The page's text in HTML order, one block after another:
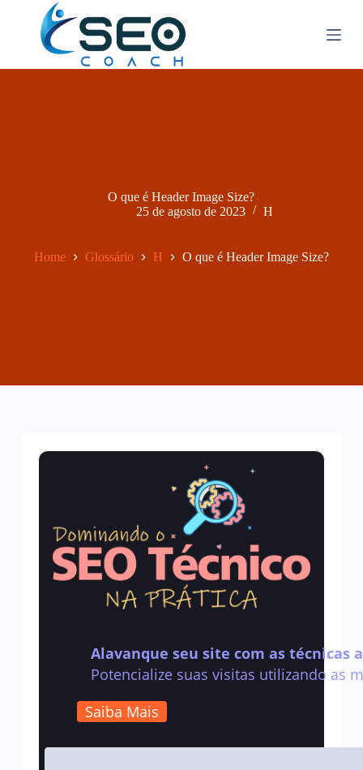
r
O que é Header Image Size?
25 de agosto de 2023
H
Home Glossário H O que é Header Image Size?
Alavanque seu site com as técnicas
Potencialize suas visitas utilizando as
Saiba Mais